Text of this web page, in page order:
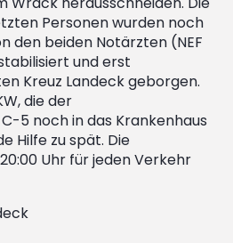
Personen wurden noch
den beiden Notärzten (NEF
und erst
Kreuz Landeck geborgen.
die der
5 noch in das Krankenhaus
Hilfe zu spät. Die
Uhr für jeden Verkehr